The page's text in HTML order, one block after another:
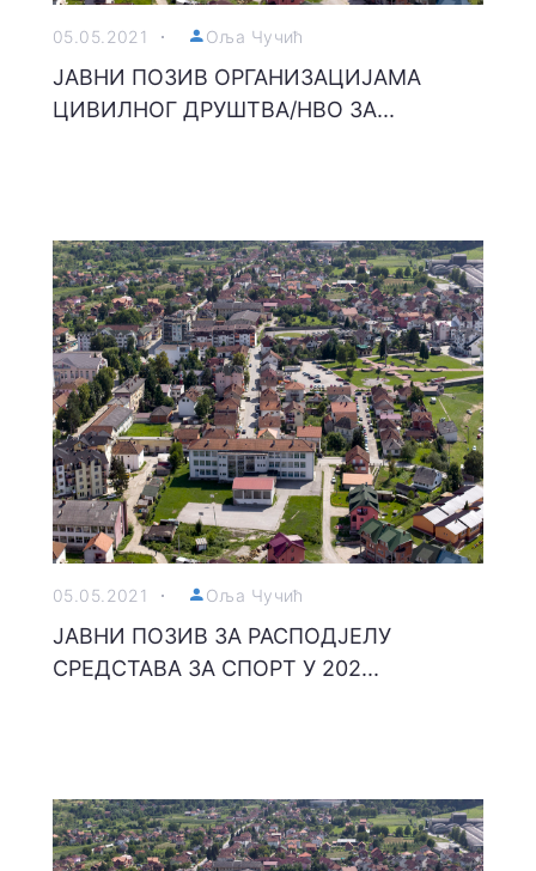
05.05.2021 Оља Чучић
ЈАВНИ ПОЗИВ ОРГАНИЗАЦИЈАМА
ЦИВИЛНОГ ДРУШТВА/НВО ЗА...
05.05.2021 Оља Чучић
ЈАВНИ ПОЗИВ ЗА РАСПОДЈЕЛУ
СРЕДСТАВА ЗА СПОРТ У 202...